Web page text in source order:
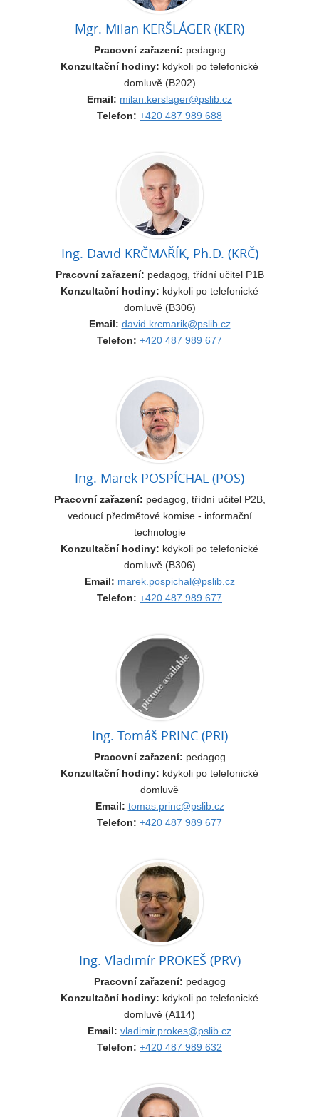
Mgr. Milan KERŠLÁGER (KER)
Pracovní zařazení: pedagog
Konzultační hodiny: kdykoli po telefonické
domluvě (B202)
Email: milan.kerslager@pslib.cz
Telefon: +420 487 989 688
Ing. David KRČMAŘÍK, Ph.D. (KRČ)
Pracovní zařazení: pedagog, třídní učitel P1B
Konzultační hodiny: kdykoli po telefonické
domluvě (B306)
Email: david.krcmarik@pslib.cz
Telefon: +420 487 989 677
Ing. Marek POSPÍCHAL (POS)
Pracovní zařazení: pedagog, třídní učitel P2B,
vedoucí předmětové komise - informační
technologie
Konzultační hodiny: kdykoli po telefonické
domluvě (B306)
Email: marek.pospichal@pslib.cz
Telefon: +420 487 989 677
Ing. Tomáš PRINC (PRI)
Pracovní zařazení: pedagog
Konzultační hodiny: kdykoli po telefonické
domluvě
Email: tomas.princ@pslib.cz
Telefon: +420 487 989 677
Ing. Vladimír PROKEŠ (PRV)
Pracovní zařazení: pedagog
Konzultační hodiny: kdykoli po telefonické
domluvě (A114)
Email: vladimir.prokes@pslib.cz
Telefon: +420 487 989 632